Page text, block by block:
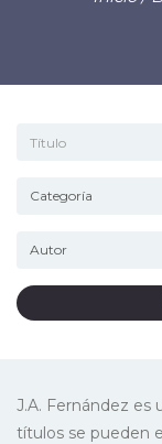
J.A. Fernández es
títulos se pueden